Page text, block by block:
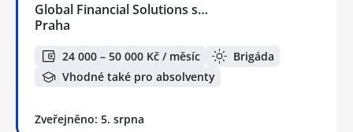
Global Financial Solutions s…
Praha
24 000 – 50 000 Kč / měsíc
Brigáda
Vhodné také pro absolventy
Zveřejněno: 5. srpna